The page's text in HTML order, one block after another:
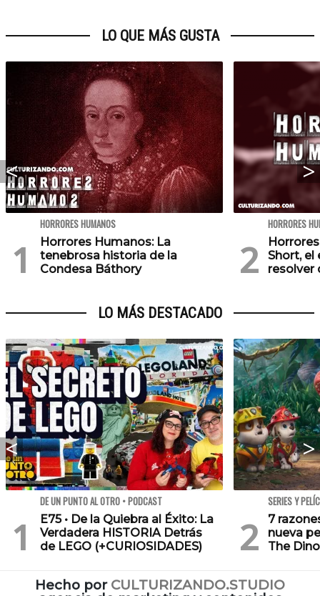
LO QUE MÁS GUSTA
HORRORES HUMANOS
Horrores Humanos: La
tenebrosa historia de la
Condesa Báthory
HORRORES
Short, el
resolver
LO MÁS DESTACADO
DE UN PUNTO AL OTRO • PODCAST
E75 • De la Quiebra al Éxito: La
Verdadera HISTORIA Detrás
de LEGO (+CURIOSIDADES)
SERIES Y
7
nueva
The
Hecho por CULTURIZANDO.STUDIO